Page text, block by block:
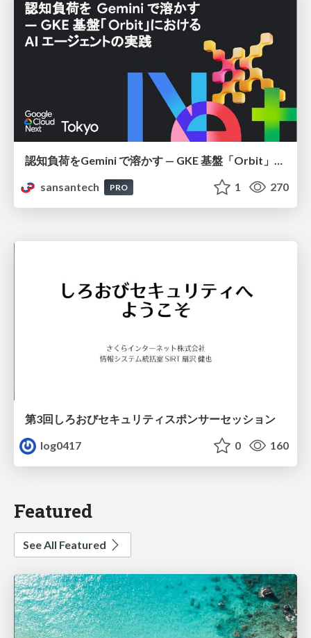
sansantech
PRO 1 270
第3回しろおびセキュリティスポンサーセッション
log0417
0 160
Featured
See All Featured